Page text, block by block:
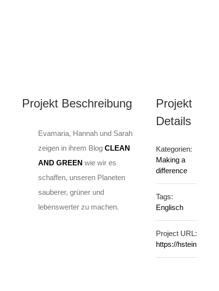
Projekt Beschreibung
Evamaria, Hannah und Sarah
zeigen in ihrem BlogCLEAN
AND GREEN wie wir es
schaffen, unseren Planeten
sauberer, grüner und
lebenswerter zu machen.
Projekt
Details
Kategorien:
Making a
difference
Tags:
Englisch
Project URL:
https://